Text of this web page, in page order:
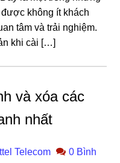
không ít khách
tâm và trải nghiệm.
khi cài […]
và xóa các
nhất
Telecom
0 Bình